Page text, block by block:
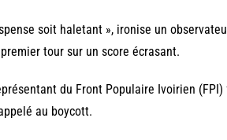
soit haletant », ironise un
tour sur un score écrasant.
du Front Populaire Ivoirien (FPI)
au boycott.